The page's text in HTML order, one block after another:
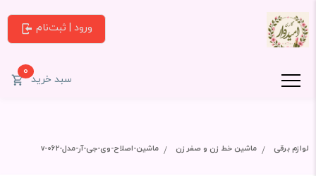
ورود | ثبت‌نام
سبد خرید0
لوازم برقی ماشین خط زن و صفر زن ماشین-اصلاح-وی-جی-آر-مدل-v-062